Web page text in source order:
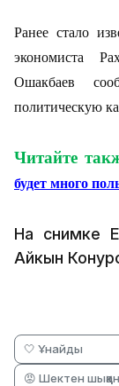
Ранее стало
экономиста
Ошакбаев
политическую
Читайте
будет много
На снимке
Айкын
🤍 Ұнайды
😡 Шектен шыққан